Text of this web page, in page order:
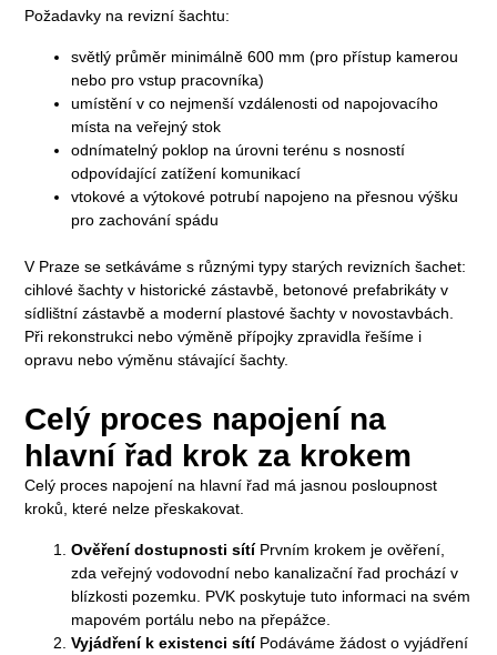
Požadavky na revizní šachtu:
světlý průměr minimálně 600 mm (pro přístup kamerou
nebo pro vstup pracovníka)
umístění v co nejmenší vzdálenosti od napojovacího
místa na veřejný stok
odnímatelný poklop na úrovni terénu s nosností
odpovídající zatížení komunikací
vtokové a výtokové potrubí napojeno na přesnou výšku
pro zachování spádu
V Praze se setkáváme s různými typy starých revizních šachet:
cihlové šachty v historické zástavbě, betonové prefabrikáty v
sídlištní zástavbě a moderní plastové šachty v novostavbách.
Při rekonstrukci nebo výměně přípojky zpravidla řešíme i
opravu nebo výměnu stávající šachty.
Celý proces napojení na
hlavní řad krok za krokem
Celý proces napojení na hlavní řad má jasnou posloupnost
kroků, které nelze přeskakovat.
Ověření dostupnosti sítíPrvním krokem je ověření,
zda veřejný vodovodní nebo kanalizační řad prochází v
blízkosti pozemku. PVK poskytuje tuto informaci na svém
mapovém portálu nebo na přepážce.
Vyjádření k existenci sítíPodáváme žádost o vyjádření